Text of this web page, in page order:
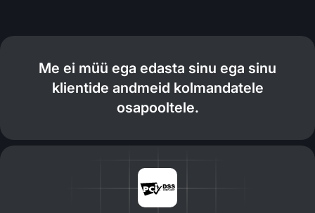
Me ei müü ega edasta sinu ega sinu
klientide andmeid kolmandatele
osapooltele.